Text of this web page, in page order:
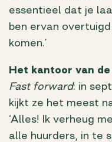
essentieel dat je
ben ervan
komen.’
Het kantoor van
Fast forward: in
kijkt ze het meest
‘Alles! Ik verheug
alle huurders, in te